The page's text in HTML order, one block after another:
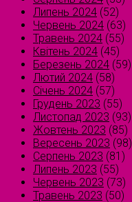
Липень 2024 (52)
Червень 2024 (63)
Травень 2024 (55)
Квітень 2024 (45)
Березень 2024 (59)
Лютий 2024 (58)
Січень 2024 (57)
Грудень 2023 (55)
Листопад 2023 (93)
Жовтень 2023 (85)
Вересень 2023 (98)
Серпень 2023 (81)
Липень 2023 (55)
Червень 2023 (73)
Травень 2023 (50)